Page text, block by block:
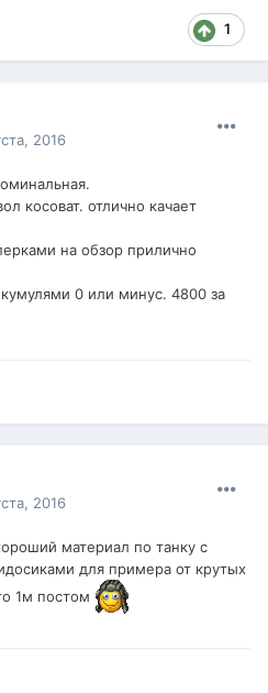
1
2016
косоват. отлично качает
на обзор прилично
0 или минус. 4800 за
2016
материал по танку с
для примера от крутых
1м постом